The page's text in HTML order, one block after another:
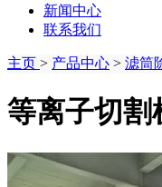
新闻中心
联系我们
主页 > 产品中心 > 滤筒
等离子切割